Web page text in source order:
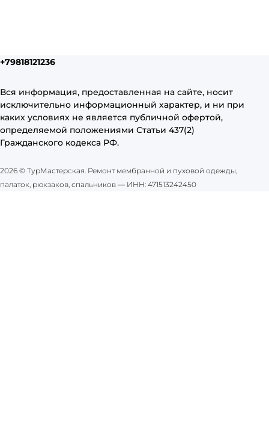
+79818121236
Вся информация, предоставленная на сайте, носит
исключительно информационный характер, и ни при
каких условиях не является публичной офертой,
определяемой положениями Статьи 437(2)
Гражданского кодекса РФ.
2026 © ТурМастерская. Ремонт мембранной и пуховой одежды,
палаток, рюкзаков, спальников — ИНН: 471513242450